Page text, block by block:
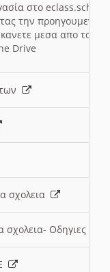
στο eclass.sch.gr
την
μεσα απο το
Drive
σχολεια
σχολεια- Οδηγιες